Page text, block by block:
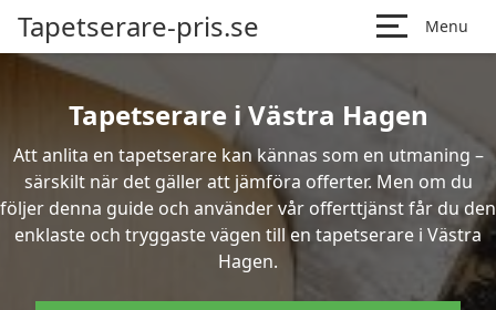
Tapetserare-pris.se Menu
Tapetserare i Västra Hagen
Att anlita en tapetserare kan kännas som en utmaning –
särskilt när det gäller att jämföra offerter. Men om du
följer denna guide och använder vår offerttjänst får du den
enklaste och tryggaste vägen till en tapetserare i Västra
Hagen.